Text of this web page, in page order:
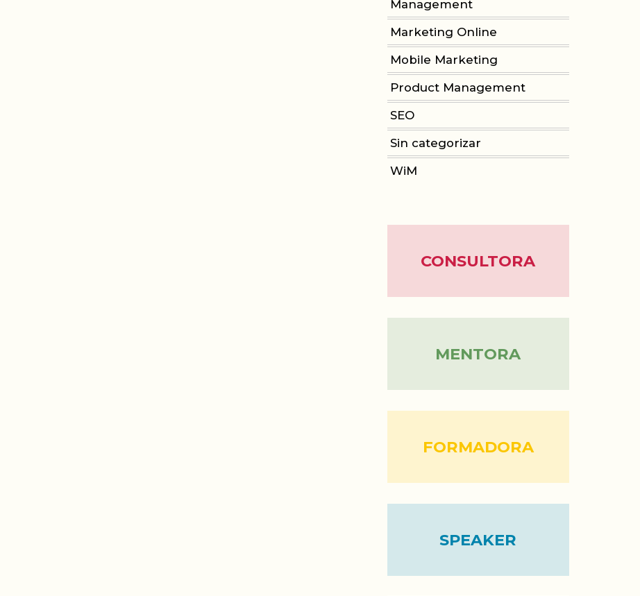
Management
Marketing Online
Mobile Marketing
Product Management
SEO
Sin categorizar
WiM
CONSULTORA
MENTORA
FORMADORA
SPEAKER